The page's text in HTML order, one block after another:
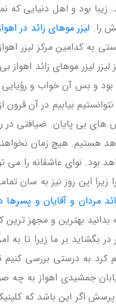
زیبا بود و اهل دنیایی
را. لیزر موهای زائد در
به کدامین مرکز لیزر
لیزر موهای زائد
بود و بس آن خواب و
بیابیم در آن
های بی پایان. ضیافتی
هستیم. هیچ زمان
نوای عاشقانه را می
زیرا این روز نیز به
مردان و آقایان و پسرها
بهترین و مجهز ترین
بر ما زیرا تا به
کرد به درستی بررسی
جمشیدی اهواز
اگر این باشد که